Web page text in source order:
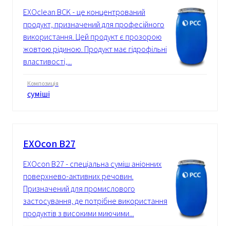
EXOclean BCK - це концентрований
продукт, призначений для професійного
використання. Цей продукт є прозорою
жовтою рідиною. Продукт має гідрофільні
властивості,...
Композиція
суміші
EXOcon B27
EXOcon B27 - спеціальна суміш аніонних
поверхнево-активних речовин.
Призначений для промислового
застосування, де потрібне використання
продуктів з високими миючими...